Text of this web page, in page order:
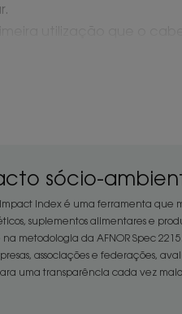
95% de ingredientes
num único passo.
sedosa para cabelos
sedosa para cabelos
sócio-
Index é uma ferramenta que
suplementos alimentares e
na metodologia da AFNOR Spec
associações e federações,
uma transparência cada vez